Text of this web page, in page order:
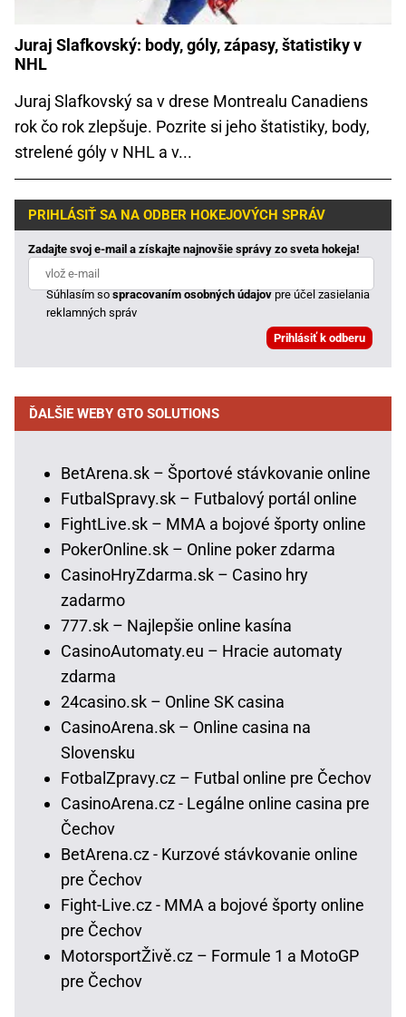
Juraj Slafkovský: body, góly, zápasy, štatistiky v
NHL
Juraj Slafkovský sa v drese Montrealu Canadiens
rok čo rok zlepšuje. Pozrite si jeho štatistiky, body,
strelené góly v NHL a v...
PRIHLÁSIŤ SA NA ODBER HOKEJOVÝCH SPRÁV
Zadajte svoj e-mail a získajte najnovšie správy zo sveta hokeja!
Súhlasím sospracovaním osobných údajovpre účel zasielania
reklamných správ
ĎALŠIE WEBY GTO SOLUTIONS
BetArena.sk – Športové stávkovanie online
FutbalSpravy.sk – Futbalový portál online
FightLive.sk – MMA a bojové športy online
PokerOnline.sk – Online poker zdarma
CasinoHryZdarma.sk – Casino hry
zadarmo
777.sk – Najlepšie online kasína
CasinoAutomaty.eu – Hracie automaty
zdarma
24casino.sk – Online SK casina
CasinoArena.sk – Online casina na
Slovensku
FotbalZpravy.cz – Futbal online pre Čechov
CasinoArena.cz - Legálne online casina pre
Čechov
BetArena.cz - Kurzové stávkovanie online
pre Čechov
Fight-Live.cz - MMA a bojové športy online
pre Čechov
MotorsportŽivě.cz – Formule 1 a MotoGP
pre Čechov